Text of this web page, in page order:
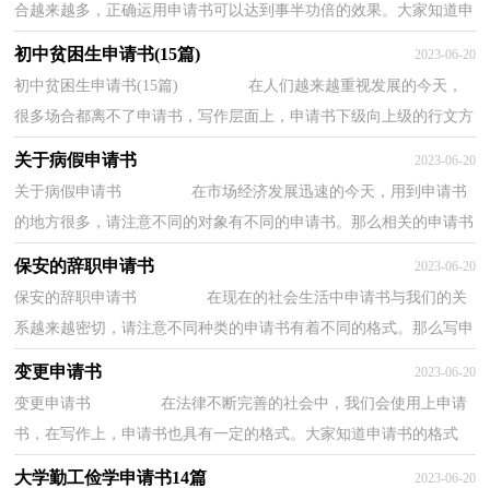
合越来越多，正确运用申请书可以达到事半功倍的效果。大家知道申
初中贫困生申请书(15篇) 2023-06-20
初中贫困生申请书(15篇) 在人们越来越重视发展的今天，
很多场合都离不了申请书，写作层面上，申请书下级向上级的行文方
关于病假申请书 2023-06-20
关于病假申请书 在市场经济发展迅速的今天，用到申请书
的地方很多，请注意不同的对象有不同的申请书。那么相关的申请书
到底怎么写呢？以下是小编精心整理的关于病...
保安的辞职申请书 2023-06-20
保安的辞职申请书 在现在的社会生活中申请书与我们的关
系越来越密切，请注意不同种类的申请书有着不同的格式。那么写申
请书真的很难吗？下面是小编收集整理的保...
变更申请书 2023-06-20
变更申请书 在法律不断完善的社会中，我们会使用上申请
书，在写作上，申请书也具有一定的格式。大家知道申请书的格式
大学勤工俭学申请书14篇 2023-06-20